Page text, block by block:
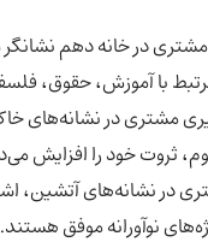
در خانه دهم
با آموزش، حقوق،
مشتری در نشانه‌های
ثروت خود را افزایش
در نشانه‌های آتشین،
نوآورانه موفق هستند.